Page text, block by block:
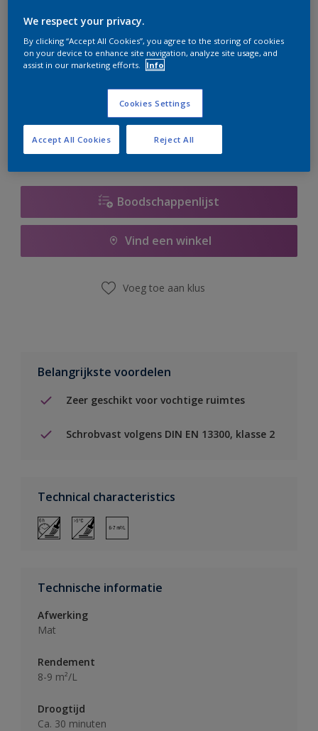
er hard aan om de voorraad aan te vullen.
Boodschappenlijst
Vind een winkel
Voeg toe aan klus
Belangrijkste voordelen
Zeer geschikt voor vochtige ruimtes
Schrobvast volgens DIN EN 13300, klasse 2
Technical characteristics
Technische informatie
Afwerking
Mat
Rendement
8-9 m²/L
Droogtijd
Ca. 30 minuten
We respect your privacy.
By clicking “Accept All Cookies”, you agree to the storing of cookies
on your device to enhance site navigation, analyze site usage, and
assist in our marketing efforts.
Info
Cookies Settings
Reject All
Accept All Cookies